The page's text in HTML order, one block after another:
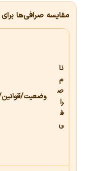
مقایسه صرافی‌ها برای
نا
م
ص
را
ف
ی
وضعیت/